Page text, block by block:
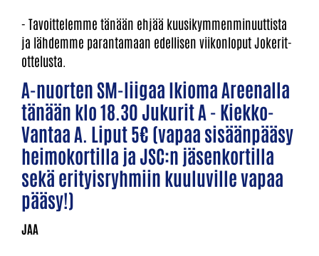
- Tavoittelemme tänään ehjää kuusikymmenminuuttista
ja lähdemme parantamaan edellisen viikonloput Jokerit-
ottelusta.
A-nuorten SM-liigaa Ikioma Areenalla
tänään klo 18.30 Jukurit A - Kiekko-
Vantaa A. Liput 5€ (vapaa sisäänpääsy
heimokortilla ja JSC:n jäsenkortilla
sekä erityisryhmiin kuuluville vapaa
pääsy!)